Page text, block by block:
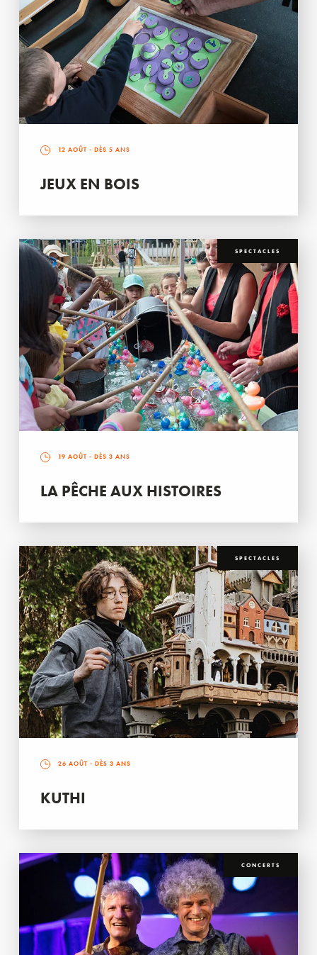
12 AOÛT - DÈS 5 ANS
JEUX EN BOIS
SPECTACLES
19 AOÛT - DÈS 3 ANS
LA PÊCHE AUX HISTOIRES
SPECTACLES
26 AOÛT - DÈS 3 ANS
KUTHI
CONCERTS